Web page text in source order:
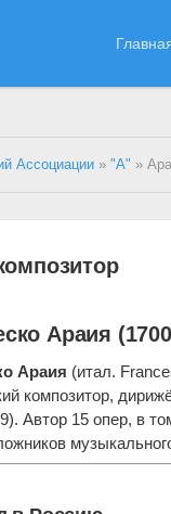
Ассоциации »"А" »
Араия
Араия (итал.
композитор,
Автор 15 опер, в